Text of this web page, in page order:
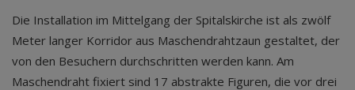
Die Installation im Mittelgang der Spitalskirche ist als zwölf
Meter langer Korridor aus Maschendrahtzaun gestaltet, der
von den Besuchern durchschritten werden kann. Am
Maschendraht fixiert sind 17 abstrakte Figuren, die vor drei